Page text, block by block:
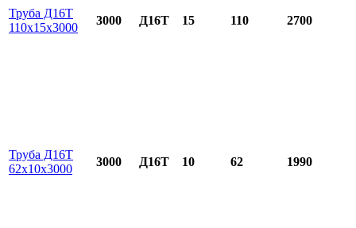
Труба Д16Т
110х15х3000
3000 Д16Т 15 110
2700
Труба Д16Т
62х10х3000
3000 Д16Т 10 62
1990